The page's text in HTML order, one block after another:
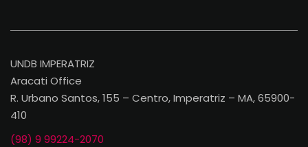
UNDB IMPERATRIZ
Aracati Office
R. Urbano Santos, 155 – Centro, Imperatriz – MA, 65900-
410
(98) 9 99224-2070